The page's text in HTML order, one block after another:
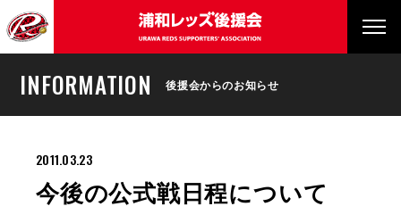
INFORMATION 後援会からのお知らせ
2011.03.23
今後の公式戦日程について